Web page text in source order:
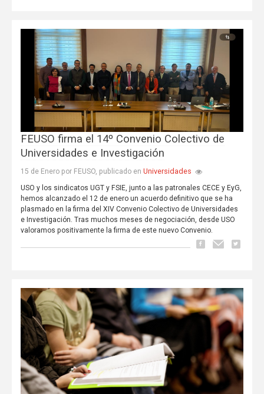
FEUSO firma el 14º Convenio Colectivo de
Universidades e Investigación
15 de Enero por FEUSO, publicado en Universidades
USO y los sindicatos UGT y FSIE, junto a las patronales CECE y EyG,
hemos alcanzado el 12 de enero un acuerdo definitivo que se ha
plasmado en la firma del XIV Convenio Colectivo de Universidades
e Investigación. Tras muchos meses de negociación, desde USO
valoramos positivamente la firma de este nuevo Convenio.